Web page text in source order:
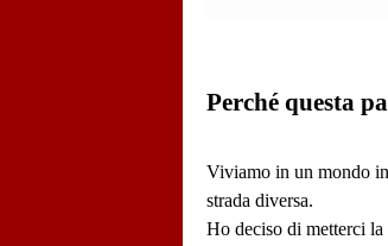
Perché questa
Viviamo in un mondo
strada diversa.
Ho deciso di metterci la